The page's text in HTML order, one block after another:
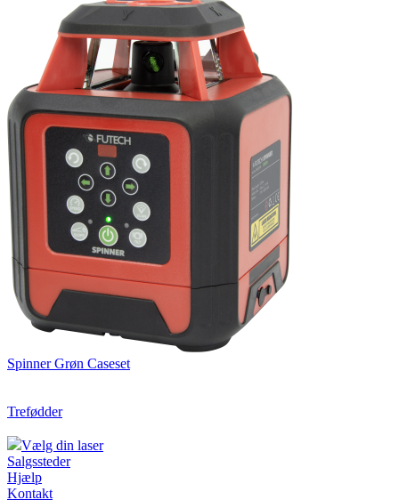
Spinner Grøn Caseset
Trefødder
Vælg din laser
Salgssteder
Hjælp
Kontakt